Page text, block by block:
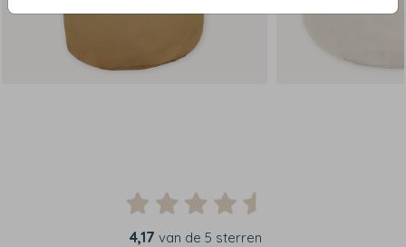
4,17 van de 5 sterren